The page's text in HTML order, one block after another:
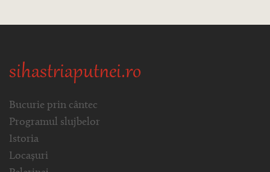
sihastriaputnei.ro
Bucurie prin cântec
Programul slujbelor
Istoria
Locașuri